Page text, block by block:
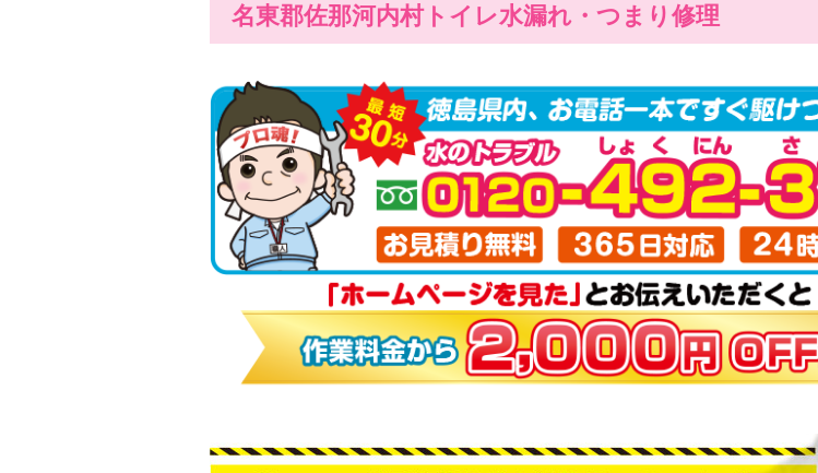
名東郡佐那河内村トイレ水漏れ・つまり修理